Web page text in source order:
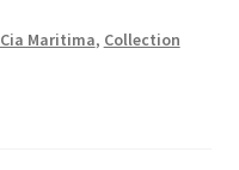
Cia Maritima, Collection